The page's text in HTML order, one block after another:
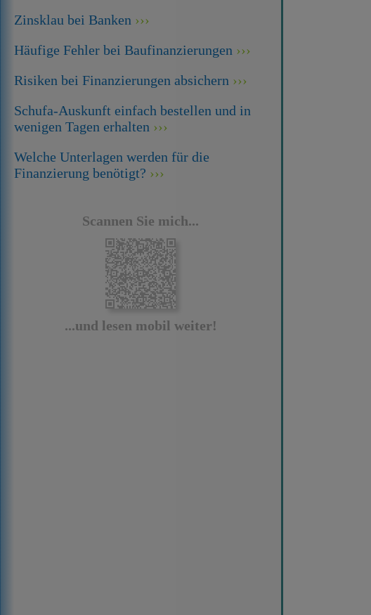
Zinsklau bei Banken
Häufige Fehler bei Baufinanzierungen
Risiken bei Finanzierungen absichern
Schufa-Auskunft einfach bestellen und in
wenigen Tagen erhalten
Welche Unterlagen werden für die
Finanzierung benötigt?
Scannen Sie mich...
...und lesen mobil weiter!